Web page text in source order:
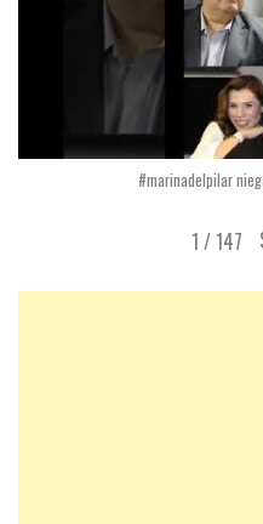
#marinadelpilar
1 /147